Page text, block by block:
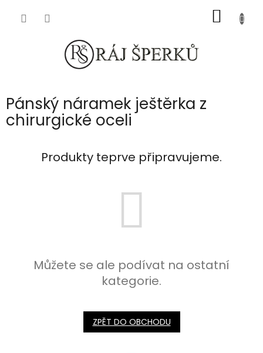
KOŠÍK
Pánský náramek ještěrka z
chirurgické oceli
Produkty teprve připravujeme.
Můžete se ale podívat na ostatní
kategorie.
ZPĚT DO OBCHODU